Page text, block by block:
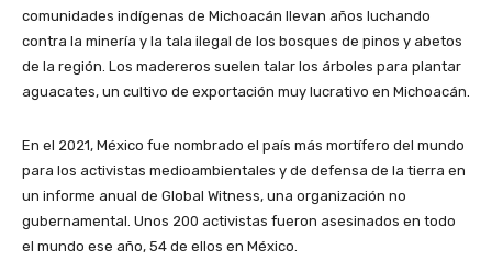
comunidades indígenas de Michoacán llevan años luchando
contra la minería y la tala ilegal de los bosques de pinos y abetos
de la región. Los madereros suelen talar los árboles para plantar
aguacates, un cultivo de exportación muy lucrativo en Michoacán.
En el 2021, México fue nombrado el país más mortífero del mundo
para los activistas medioambientales y de defensa de la tierra en
un informe anual de Global Witness, una organización no
gubernamental. Unos 200 activistas fueron asesinados en todo
el mundo ese año, 54 de ellos en México.